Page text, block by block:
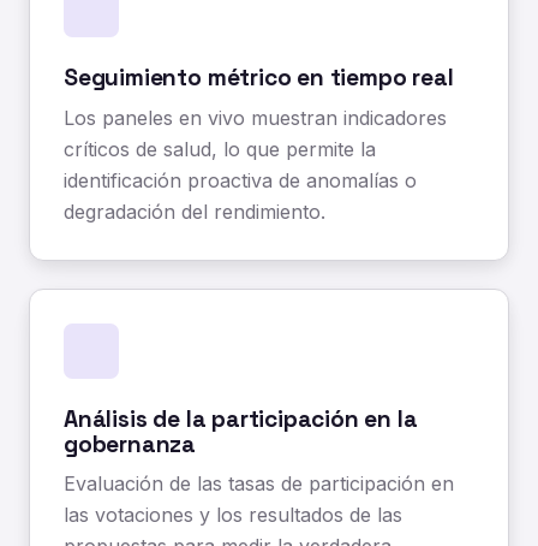
Seguimiento métrico en tiempo real
Los paneles en vivo muestran indicadores
críticos de salud, lo que permite la
identificación proactiva de anomalías o
degradación del rendimiento.
Análisis de la participación en la
gobernanza
Evaluación de las tasas de participación en
las votaciones y los resultados de las